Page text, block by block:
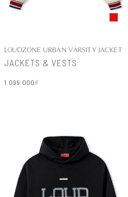
LOUDZONE URBAN VARSITY JACKET
JACKETS & VESTS
1.099.000₫